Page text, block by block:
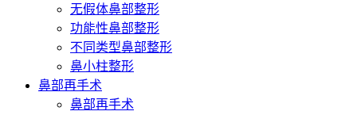
无假体鼻部整形
功能性鼻部整形
不同类型鼻部整形
鼻小柱整形
鼻部再手术
鼻部再手术